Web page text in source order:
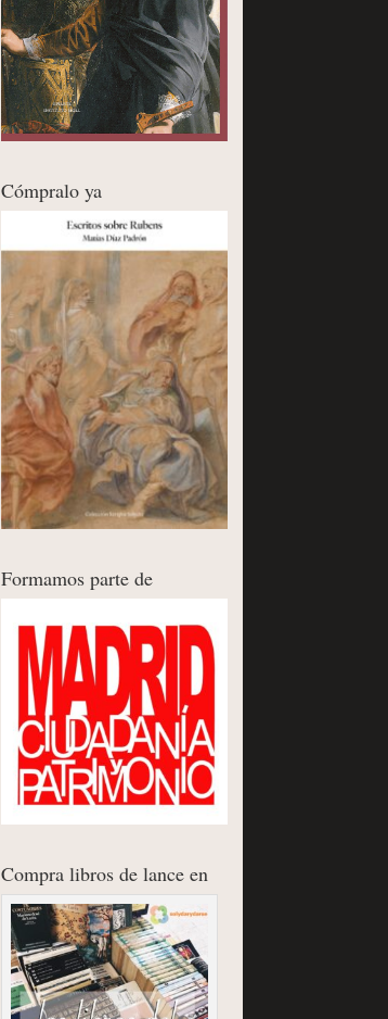
Cómpralo ya
Formamos parte de
Compra libros de lance en